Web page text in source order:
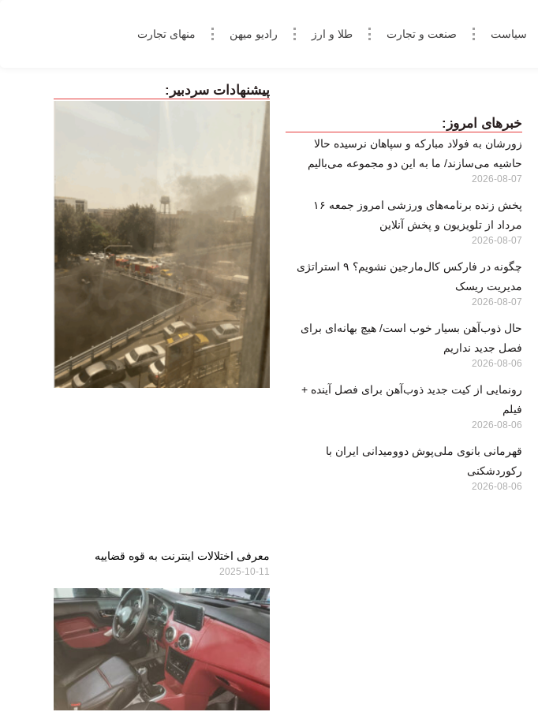
سیاست صنعت و تجارت طلا و ارز رادیو میهن منهای تجارت
خبرهای امروز:
زورشان به فولاد مبارکه و سپاهان نرسیده حالا
حاشیه می‌سازند/ ما به این دو مجموعه می‌بالیم
2026-08-07
پخش زنده برنامه‌های ورزشی امروز جمعه ۱۶
مرداد از تلویزیون و پخش آنلاین
2026-08-07
چگونه در فارکس کال‌مارجین نشویم؟ ۹ استراتژی
مدیریت ریسک
2026-08-07
حال ذوب‌آهن بسیار خوب است/ هیچ بهانه‌ای برای
فصل جدید نداریم
2026-08-06
رونمایی از کیت جدید ذوب‌آهن برای فصل آینده +
فیلم
2026-08-06
قهرمانی بانوی ملی‌پوش دوومیدانی ایران با
رکوردشکنی
2026-08-06
پیشنهادات سردبیر:
معرفی اختلالات اینترنت به قوه قضاییه
2025-10-11